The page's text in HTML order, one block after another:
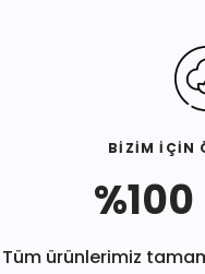
BİZİM İÇİN
Tüm ürünlerimiz